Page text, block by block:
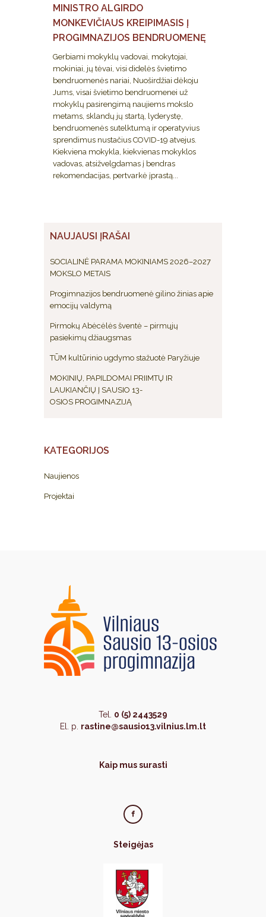
MINISTRO ALGIRDO
MONKEVIČIAUS KREIPIMASIS Į
PROGIMNAZIJOS BENDRUOMENĘ
Gerbiami mokyklų vadovai, mokytojai,
mokiniai, jų tėvai, visi didelės švietimo
bendruomenės nariai, Nuoširdžiai dėkoju
Jums, visai švietimo bendruomenei už
mokyklų pasirengimą naujiems mokslo
metams, sklandų jų startą, lyderystę,
bendruomenės sutelktumą ir operatyvius
sprendimus nustačius COVID-19 atvejus.
Kiekviena mokykla, kiekvienas mokyklos
vadovas, atsižvelgdamas į bendras
rekomendacijas, pertvarkė įprastą...
NAUJAUSI ĮRAŠAI
SOCIALINĖ PARAMA MOKINIAMS 2026–2027
MOKSLO METAIS
Progimnazijos bendruomenė gilino žinias apie
emocijų valdymą
Pirmokų Abėcėlės šventė – pirmųjų
pasiekimų džiaugsmas
TŪM kultūrinio ugdymo stažuotė Paryžiuje
MOKINIŲ, PAPILDOMAI PRIIMTŲ IR
LAUKIANČIŲ Į SAUSIO 13-
OSIOS PROGIMNAZIJĄ
KATEGORIJOS
Naujienos
Projektai
Tel. 0 (5) 2443529
El. p. rastine@sausio13.vilnius.lm.lt
Kaip mus surasti
Steigėjas